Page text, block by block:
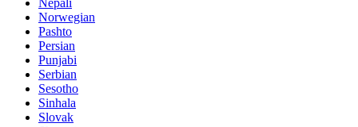
Norwegian
Pashto
Persian
Punjabi
Serbian
Sesotho
Sinhala
Slovak